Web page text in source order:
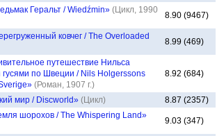
Геральт / Wiedźmin» (Цикл, 1990
8.90 (9467)
ковчег / The Overloaded
8.99 (469)
путешествие Нильса
гусями по Швеции / Nils Holgerssons
(Роман, 1907 г.)
8.92 (684)
мир / Discworld» (Цикл)
8.87 (2357)
шорохов / The Whispering Land»
9.03 (347)